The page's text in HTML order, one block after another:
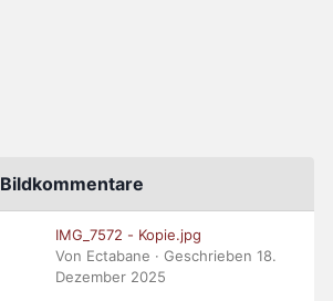
Bildkommentare
IMG_7572 - Kopie.jpg
Von Ectabane · Geschrieben 18.
Dezember 2025